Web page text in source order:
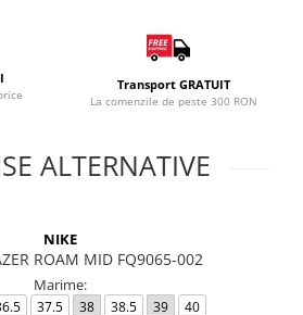
Transport GRATUIT
La comenzile de peste 300 RON
ALTERNATIVE
NIKE
ROAM MID FQ9065-002
Marime:
37.5 38 38.5 39
40